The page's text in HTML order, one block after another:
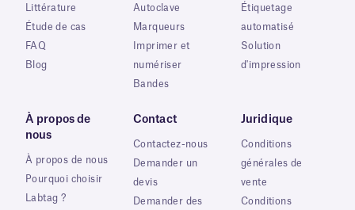
Littérature
Étude de cas
FAQ
Blog
Autoclave
Marqueurs
Imprimer et
numériser
Bandes
Étiquetage
automatisé
Solution
d'impression
À propos de
nous
À propos de nous
Pourquoi choisir
Labtag ?
Contact
Contactez-nous
Demander un
devis
Demander des
Juridique
Conditions
générales de
vente
Conditions